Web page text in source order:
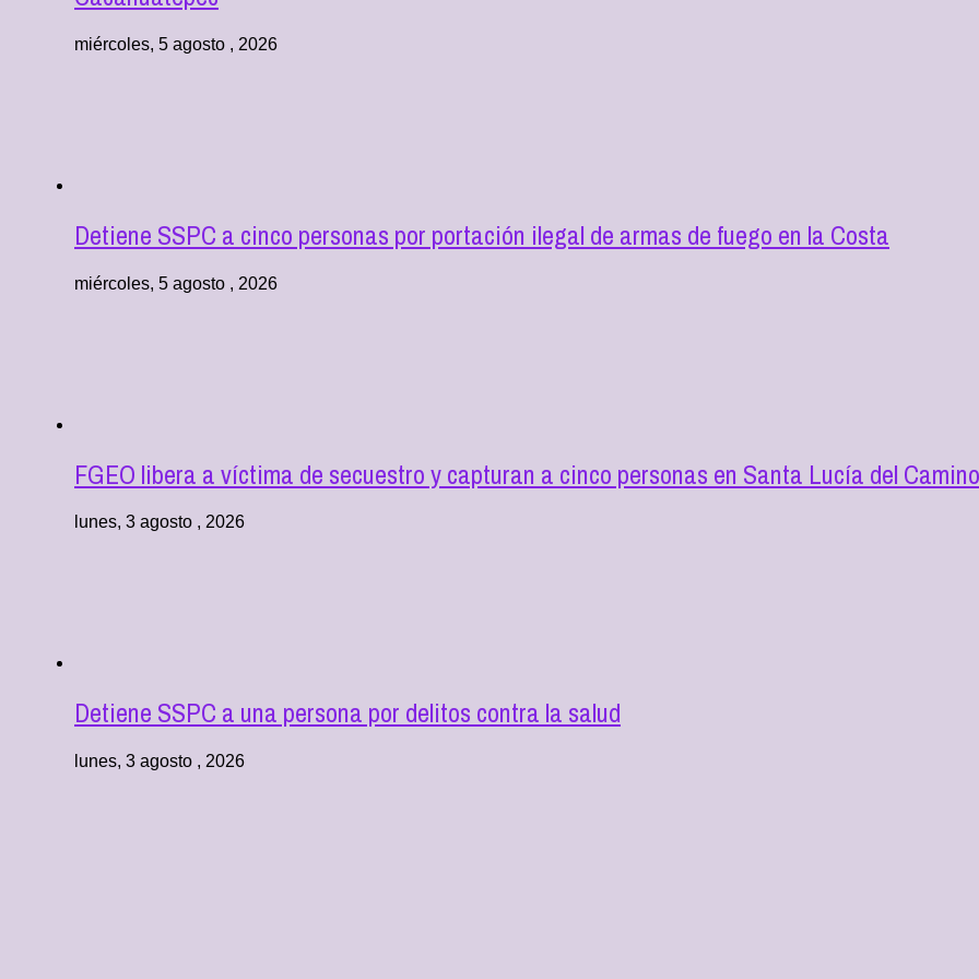
miércoles, 5 agosto , 2026
Detiene SSPC a cinco personas por portación ilegal de armas de fuego en la Costa
miércoles, 5 agosto , 2026
FGEO libera a víctima de secuestro y capturan a cinco personas en Santa Lucía del Camino
lunes, 3 agosto , 2026
Detiene SSPC a una persona por delitos contra la salud
lunes, 3 agosto , 2026